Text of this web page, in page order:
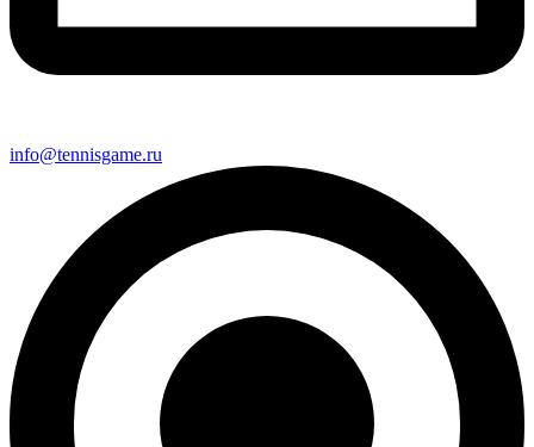
info@tennisgame.ru